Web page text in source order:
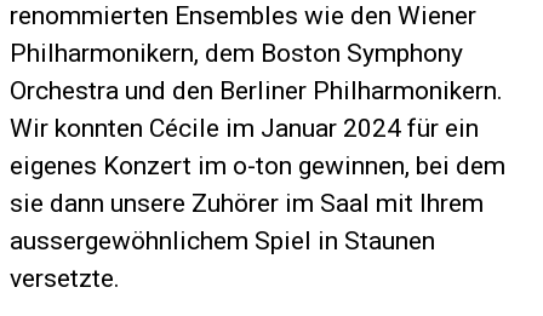
renommierten Ensembles wie den Wiener
Philharmonikern, dem Boston Symphony
Orchestra und den Berliner Philharmonikern.
Wir konnten Cécile im Januar 2024 für ein
eigenes Konzert im o-ton gewinnen, bei dem
sie dann unsere Zuhörer im Saal mit Ihrem
aussergewöhnlichem Spiel in Staunen
versetzte.